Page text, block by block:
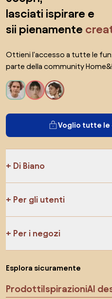
lasciati ispirare e
sii pienamente
Ottieni l'accesso a tutte le
parte della community
Voglio tutte
Di Biano
Per gli utenti
Per i negozi
Esplora sicuramente
ProdottiIspirazioniAI